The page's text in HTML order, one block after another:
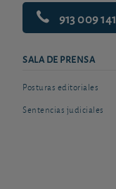
913 009 141
SALA DE PRENSA
Posturas editoriales
Sentencias judiciales